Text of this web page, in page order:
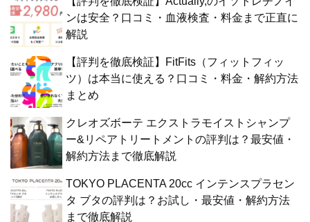
ンは安全？口コミ・血液検査・料金まで正直に
解説
【評判を徹底検証】FitFits（フィットフィッ
ツ）は本当に使える？口コミ・料金・解約方法
まとめ
クレオズボーテ エクストラモイストシャンプ
ー&リペアトリートメントの評判は？最安値・
解約方法まで徹底解説
TOKYO PLACENTA 20cc インテンスプラセン
タ ブタの評判は？お試し・最安値・解約方法
まで徹底解説